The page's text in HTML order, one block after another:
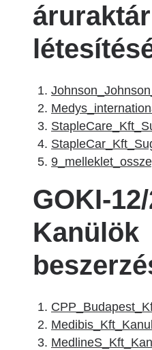
áruraktár
GOKI-
Kanülök
Medibis_Kft_Kanul